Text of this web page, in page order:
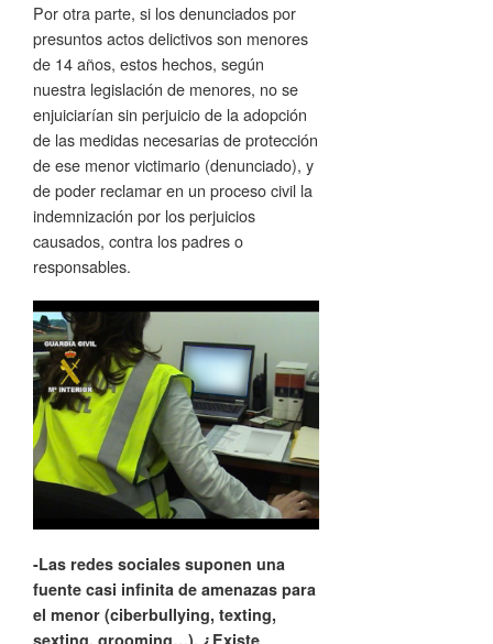
Por otra parte, si los denunciados por
presuntos actos delictivos son menores
de 14 años, estos hechos, según
nuestra legislación de menores, no se
enjuiciarían sin perjuicio de la adopción
de las medidas necesarias de protección
de ese menor victimario (denunciado), y
de poder reclamar en un proceso civil la
indemnización por los perjuicios
causados, contra los padres o
responsables.
-Las redes sociales suponen una
fuente casi infinita de amenazas para
el menor (ciberbullying, texting,